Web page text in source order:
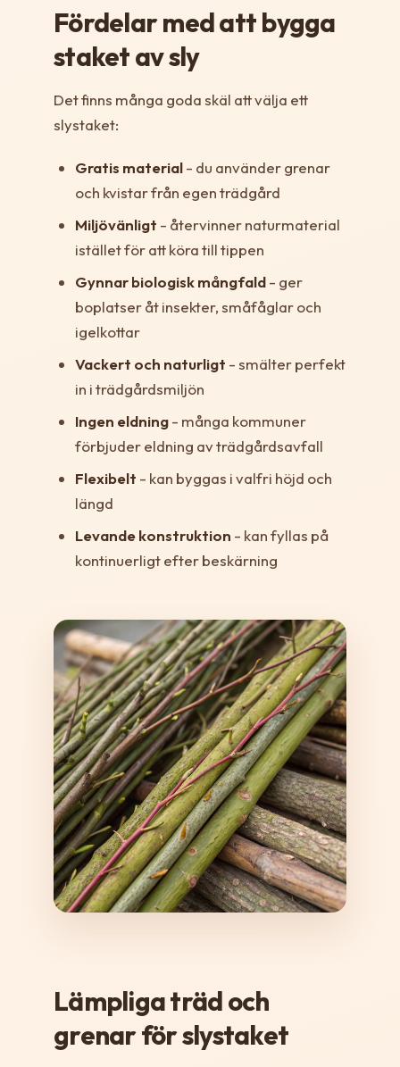
Fördelar med att bygga
staket av sly
Det finns många goda skäl att välja ett
slystaket:
Gratis material- du använder grenar
och kvistar från egen trädgård
Miljövänligt - återvinner naturmaterial
istället för att köra till tippen
Gynnar biologisk mångfald- ger
boplatser åt insekter, småfåglar och
igelkottar
Vackert och naturligt - smälter perfekt
in i trädgårdsmiljön
Ingen eldning- många kommuner
förbjuder eldning av trädgårdsavfall
Flexibelt - kan byggas i valfri höjd och
längd
Levande konstruktion - kan fyllas på
kontinuerligt efter beskärning
Lämpliga träd och
grenar för slystaket